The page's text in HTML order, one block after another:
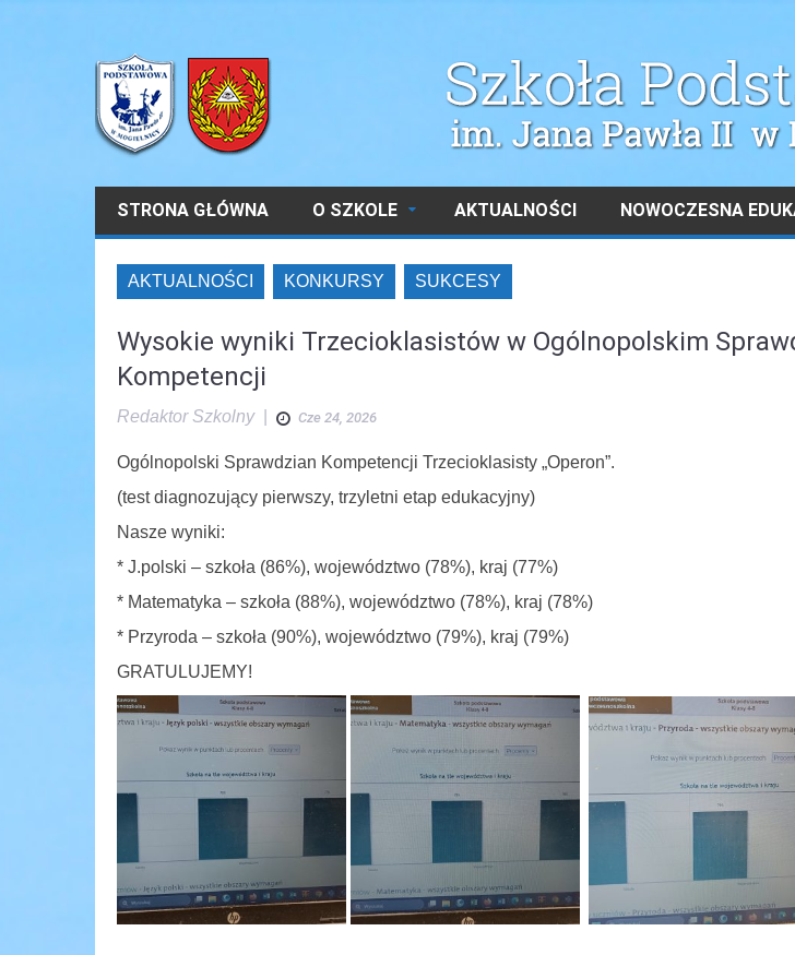
STRONA GŁÓWNA O SZKOLE AKTUALNOŚCI NOWOCZESNA
AKTUALNOŚCI KONKURSY SUKCESY
Wysokie wyniki Trzecioklasistów w Ogólnopolskim
Kompetencji
Redaktor Szkolny| Cze 24, 2026
Ogólnopolski Sprawdzian Kompetencji Trzecioklasisty „Operon”.
(test diagnozujący pierwszy, trzyletni etap edukacyjny)
Nasze wyniki:
* J.polski – szkoła (86%), województwo (78%), kraj (77%)
* Matematyka – szkoła (88%), województwo (78%), kraj (78%)
* Przyroda – szkoła (90%), województwo (79%), kraj (79%)
GRATULUJEMY!